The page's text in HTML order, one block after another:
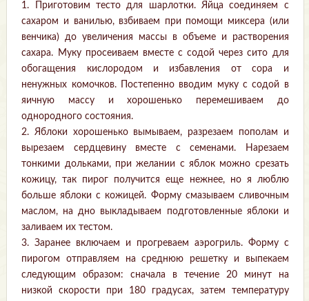
1. Приготовим тесто для шарлотки. Яйца соединяем с
сахаром и ванилью, взбиваем при помощи миксера (или
венчика) до увеличения массы в объеме и растворения
сахара. Муку просеиваем вместе с содой через сито для
обогащения кислородом и избавления от сора и
ненужных комочков. Постепенно вводим муку с содой в
яичную массу и хорошенько перемешиваем до
однородного состояния.
2. Яблоки хорошенько вымываем, разрезаем пополам и
вырезаем сердцевину вместе с семенами. Нарезаем
тонкими дольками, при желании с яблок можно срезать
кожицу, так пирог получится еще нежнее, но я люблю
больше яблоки с кожицей. Форму смазываем сливочным
маслом, на дно выкладываем подготовленные яблоки и
заливаем их тестом.
3. Заранее включаем и прогреваем аэрогриль. Форму с
пирогом отправляем на среднюю решетку и выпекаем
следующим образом: сначала в течение 20 минут на
низкой скорости при 180 градусах, затем температуру